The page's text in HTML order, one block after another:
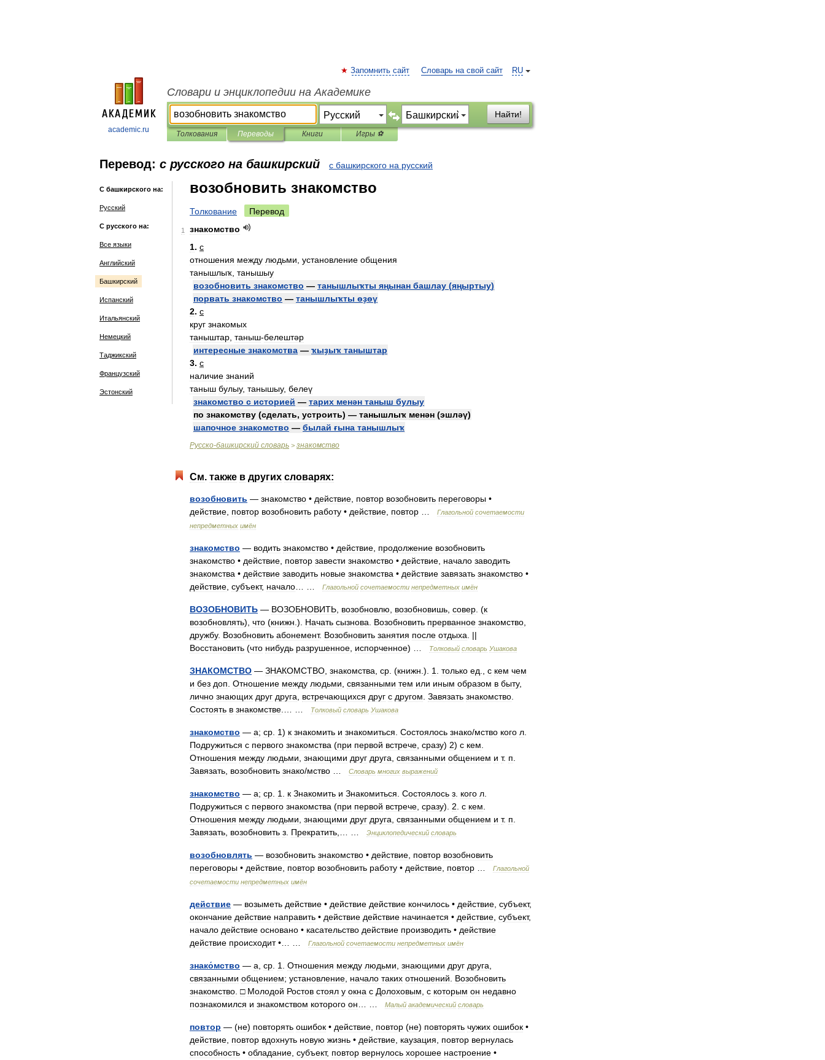
academic.ru
RU
Запомнить сайт Словарь на свой сайт
Словари и энциклопедии на Академике
Найти!
Толкования Переводы Книги Игры ⚽
Перевод: с русского на башкирский с башкирского на русский
С башкирского на:
Русский
С русского на:
Все языки
Английский
Башкирский
Испанский
Итальянский
Немецкий
Таджикский
Французский
Эстонский
возобновить знакомство
Толкование Перевод
1
знакомство
1. с
отношения между людьми установление общения
танышлыҡ танышыу
возобновить знакомство — танышлыҡты яңынан башлау (яңыртыу)
порвать знакомство — танышлыҡты өҙөү
2. с
круг знакомых
таныштар таныш-белештәр
интересные знакомства — ҡыҙыҡ таныштар
3. с
наличие знаний
таныш булыу, танышыу, белеү
знакомство с историей — тарих менән таныш булыу
по знакомству (сделать, устроить) — танышлыҡ менән (эшләү)
шапочное знакомство — былай ғына танышлыҡ
Русско-башкирский словарь > знакомство
См. также в других словарях:
возобновить — знакомство • действие повтор возобновить переговоры •
действие повтор возобновить работу • действие повтор Глагольной сочетаемости
непредметных имён
знакомство — водить знакомство • действие продолжение возобновить
знакомство • действие повтор завести знакомство • действие начало заводить
знакомства • действие заводить новые знакомства • действие завязать знакомство •
действие субъект, начало Глагольной сочетаемости непредметных имён
ВОЗОБНОВИТЬ — ВОЗОБНОВИТЬ возобновлю возобновишь совер . (к
возобновлять), что (книжн .). Начать сызнова Возобновить прерванное знакомство
дружбу. Возобновить абонемент. Возобновить занятия после отдыха . ||
Восстановить (что нибудь разрушенное испорченное) … Толковый словарь Ушакова
ЗНАКОМСТВО — ЗНАКОМСТВО знакомства ср . (книжн .). 1 только ед с кем чем
и без доп Отношение между людьми связанными тем или иным образом в быту,
лично знающих друг друга встречающихся друг с другом Завязать знакомство
Состоять в знакомстве Толковый словарь Ушакова
знакомство — а; ср 1) к знакомить и знакомиться Состоялось знако/мство кого л
Подружиться с первого знакомства (при первой встрече сразу) 2) с кем
Отношения между людьми знающими друг друга связанными общением и т. п
Завязать возобновить знако/мство Словарь многих выражений
знакомство — а; ср 1 к Знакомить и Знакомиться Состоялось з кого л
Подружиться с первого знакомства (при первой встрече сразу). 2 с кем
Отношения между людьми знающими друг друга связанными общением и т. п
Завязать возобновить з Прекратить Энциклопедический словарь
возобновлять — возобновить знакомство • действие повтор возобновить
переговоры • действие повтор возобновить работу • действие повтор
Глагольной
сочетаемости непредметных имён
действие — возыметь действие • действие действие кончилось • действие субъект,
окончание действие направить • действие действие начинается • действие субъект,
начало действие основано • касательство действие производить • действие
действие происходит•… … Глагольной сочетаемости непредметных имён
знако́мство — а ср 1 Отношения между людьми знающими друг друга
связанными общением; установление начало таких отношений
Возобновить
знакомство □ Молодой Ростов стоял у окна с Долоховым с которым он недавно
познакомился и знакомством которого он Малый академический словарь
повтор — (не) повторять ошибок • действие повтор (не) повторять чужих ошибок •
действие повтор вдохнуть новую жизнь • действие каузация повтор вернулась
способность • обладание субъект, повтор вернулось хорошее настроение •